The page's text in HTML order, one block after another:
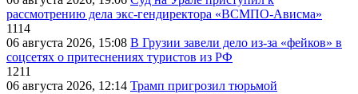
рассмотрению дела экс-гендиректора «ВСМПО-Ависма»
1114
06 августа 2026, 15:08 В Грузии завели дело из-за «фейков» в
соцсетях о притеснениях туристов из РФ
1211
06 августа 2026, 12:14 Трамп пригрозил тюрьмой